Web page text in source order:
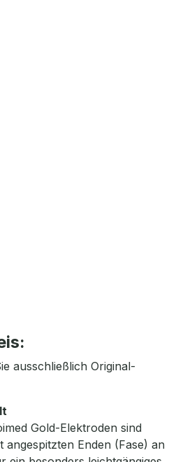
ausschließlich Original-
Gold-Elektroden sind
angespitzten Enden (Fase) an